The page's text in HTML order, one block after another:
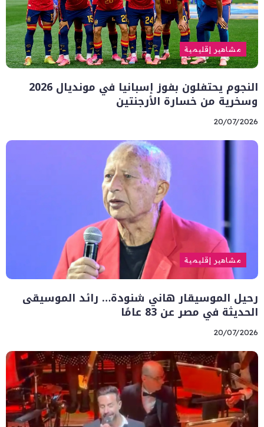
مشاهير إقليمية
النجوم يحتفلون بفوز إسبانيا في مونديال 2026
وسخرية من خسارة الأرجنتين
20/07/2026
مشاهير إقليمية
رحيل الموسيقار هاني شنودة… رائد الموسيقى
الحديثة في مصر عن 83 عامًا
20/07/2026